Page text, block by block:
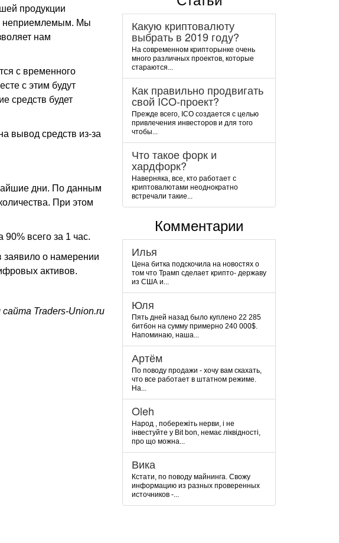
продукции
неприемлемым. Мы
нам
с временного
с этим будут
средств будет
вывод средств из-за
дни. По данным
При этом
всего за 1 час.
о намерении
активов.
Traders-Union.ru
Какую криптовалюту
выбрать в 2019 году?
На современном крипторынке очень
много различных проектов, которые
стараются...
Как правильно продвигать
свой ICO-проект?
Прежде всего, ICO создается с целью
привлечения инвесторов и для того
чтобы...
Что такое форк и
хардфорк?
Наверняка, все, кто работает с
криптовалютами неоднократно
встречали такие...
Комментарии
Илья
Цена битка подскочила на новостях о
том что Трамп сделает крипто- державу
из США и...
Юля
Пять дней назад было куплено 22 285
битбон на сумму примерно 240 000$.
Напоминаю, наша...
Артём
По поводу продажи - хочу вам скахать,
что все работает в штатном режиме.
На...
Oleh
Народ , побережіть нерви, і не
інвестуйте у Bit bon, немає ліквідності,
про що можна...
Вика
Кстати, по поводу майнинга. Свожу
информацию из разных проверенных
источников -...